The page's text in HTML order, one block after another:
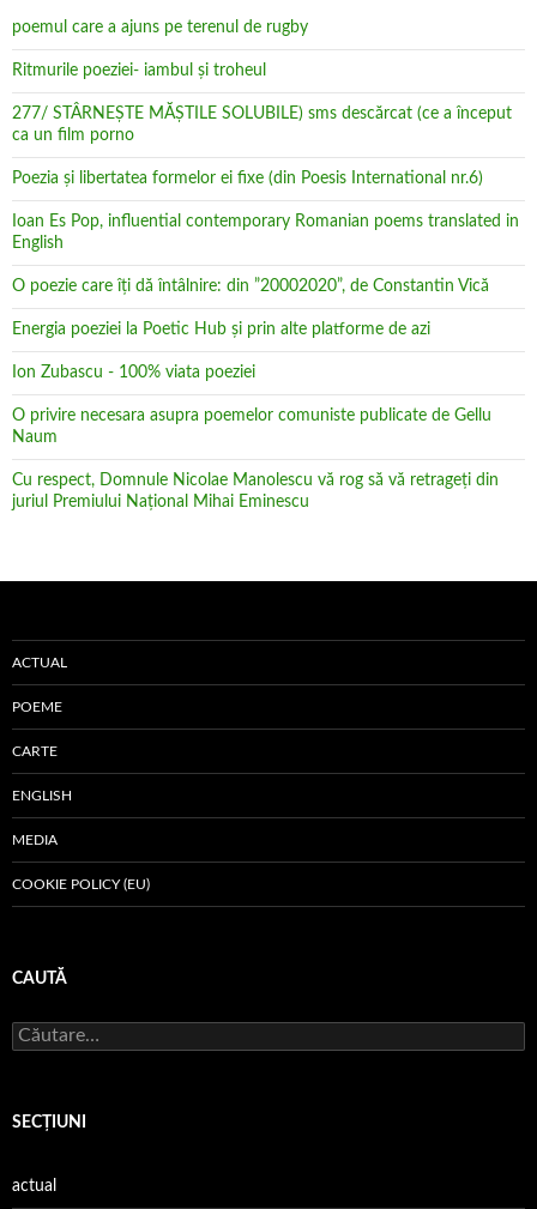
poemul care a ajuns pe terenul de rugby
Ritmurile poeziei- iambul și troheul
277/ STÂRNEȘTE MĂȘTILE SOLUBILE) sms descărcat (ce a început
ca un film porno
Poezia şi libertatea formelor ei fixe (din Poesis International nr.6)
Ioan Es Pop, influential contemporary Romanian poems translated in
English
O poezie care îți dă întâlnire: din ”20002020”, de Constantin Vică
Energia poeziei la Poetic Hub și prin alte platforme de azi
Ion Zubascu - 100% viata poeziei
O privire necesara asupra poemelor comuniste publicate de Gellu
Naum
Cu respect, Domnule Nicolae Manolescu vă rog să vă retrageţi din
juriul Premiului Naţional Mihai Eminescu
ACTUAL
POEME
CARTE
ENGLISH
MEDIA
COOKIE POLICY (EU)
CAUTĂ
Caută
după:
SECŢIUNI
actual